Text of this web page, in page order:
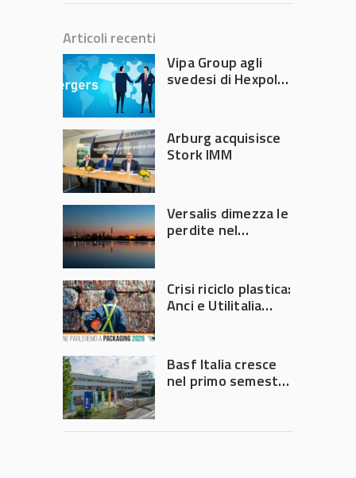
Articoli recenti
Vipa Group agli
svedesi di Hexpol
Arburg acquisisce
Stork IMM
Versalis dimezza le
perdite nel
Crisi riciclo plastica:
Anci e Utilitalia
Governo
Basf Italia cresce
nel primo semestre